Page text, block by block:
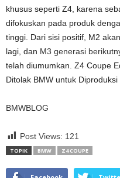
khusus seperti Z4, karena
difokuskan pada produk
tinggi. Dari sisi positif, M2
lagi, dan M3 generasi
telah diumumkan. Z4 Coupe
Ditolak BMW untuk Diproduksi
BMWBLOG
Post Views: 121
TOPIK BMW Z4 COUPE